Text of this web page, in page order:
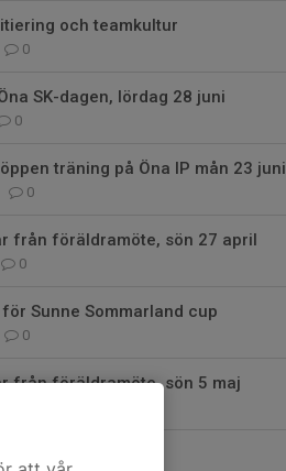
och teamkultur
0
SK-dagen, lördag 28 juni
0
träning på Öna IP mån 23 juni
0
från föräldramöte, sön 27 april
0
Sunne Sommarland cup
0
från föräldramöte, sön 5 maj